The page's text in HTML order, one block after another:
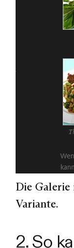
Die
Variante.
2. So